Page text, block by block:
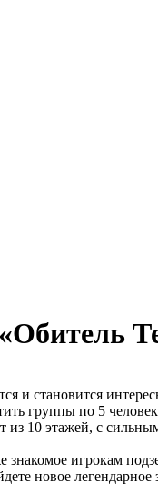
и становится
группы по 5
10 этажей, с
игрокам
новое